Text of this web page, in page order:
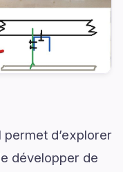
permet d’explorer
développer de